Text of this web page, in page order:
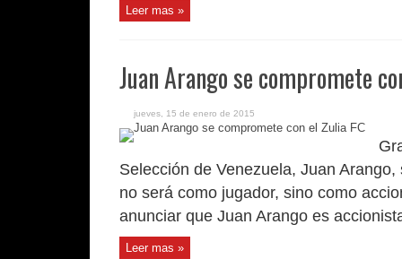
Leer mas »
Juan Arango se compromete
jueves, 15 de enero de 2015
Selección de Venezuela, Juan
no será como jugador, sino como
anunciar que Juan Arango es
Leer mas »